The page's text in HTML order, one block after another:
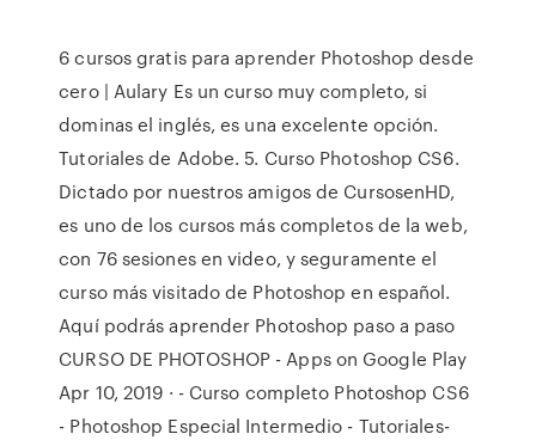
6 cursos gratis para aprender Photoshop desde
cero | Aulary Es un curso muy completo, si
dominas el inglés, es una excelente opción.
Tutoriales de Adobe. 5. Curso Photoshop CS6.
Dictado por nuestros amigos de CursosenHD,
es uno de los cursos más completos de la web,
con 76 sesiones en video, y seguramente el
curso más visitado de Photoshop en español.
Aquí podrás aprender Photoshop paso a paso
CURSO DE PHOTOSHOP - Apps on Google Play
Apr 10, 2019 · - Curso completo Photoshop CS6
- Photoshop Especial Intermedio - Tutoriales-